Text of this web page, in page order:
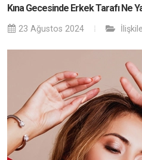
Kına Gecesinde Erkek Tarafı Ne
23 Ağustos 2024